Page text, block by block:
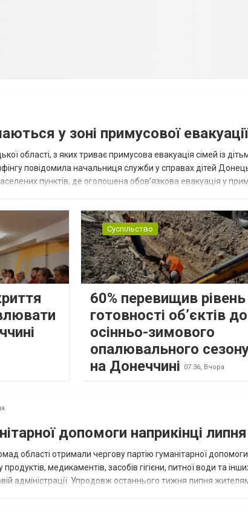
у зоні примусової
області, з яких триває примусова евакуація сімей із
повідомила начальниця служби у справах дітей
пунктів, де оголошена обов’язкова евакуація у
Суспільство
60% перевищив рівень
готовності об’єктів до
осінньо-зимового
опалювального
на Донеччині
07:36, Вчора
допомоги наприкінці
області отримали чергову партію гуманітарної
медикаментів, засобів гігієни, питної води та
адміністрації. Упродовж останнього тижня липня